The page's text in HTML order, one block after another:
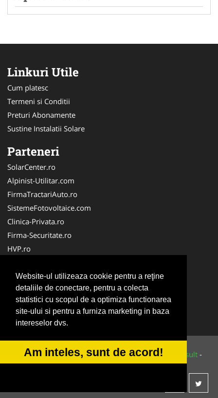
Website-ul utilizeaza cookie pentru a reţine
detaliile de conectare, pentru a colecta
statistici cu scopul de a optimiza functionarea
site-ului si pentru a furniza marketing in baza
intereselor dvs.
Am inteles, sunt de acord!
Linkuri Utile
Cum platesc
Termeni si Conditii
Preturi Abonamente
Sustine Instalatii Solare
Parteneri
SolarCenter.ro
Alpinist-Utilitar.com
FirmaTractariAuto.ro
SistemeFotovoltaice.com
Clinica-Privata.ro
Firma-Securitate.ro
HVP.ro
Cabinet-Individual.ro
CentraleBoilere.ro
CentruInchirieri.ro
NonStopDeschis.ro
© 2014-2026 Powered byVilonMedia&Tokaido Consult -
ANPC SOL